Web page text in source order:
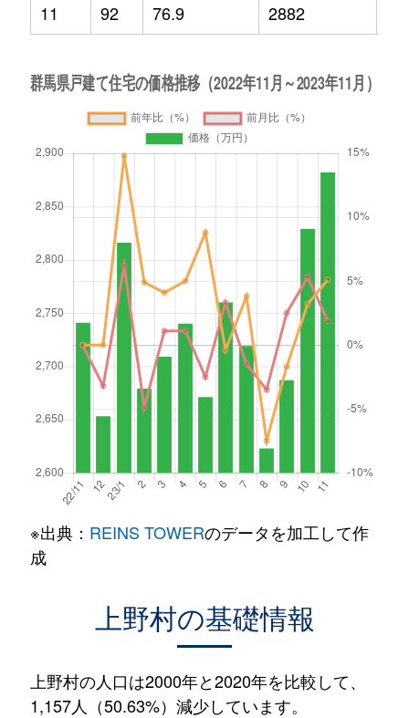
11
92 76.9 2882
※出典： REINS TOWERのデータを加工して作
成
上野村の基礎情報
上野村の人口は2000年と2020年を比較して、
1,157人（50.63%）減少しています。